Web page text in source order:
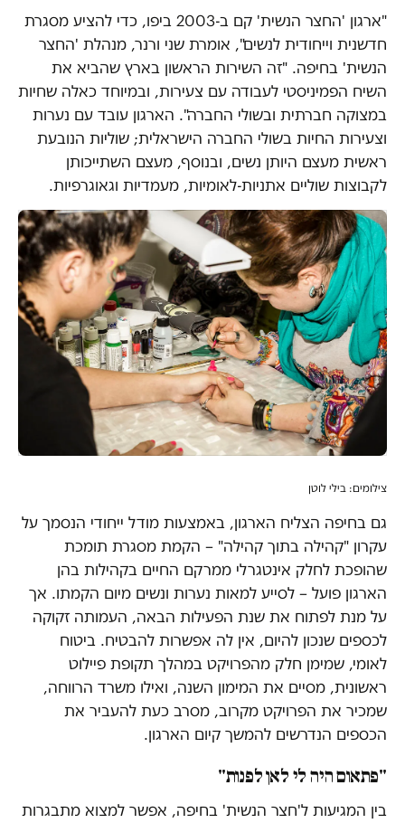
"ארגון 'החצר הנשית' קם ב-2003 ביפו, כדי להציע מסגרת
חדשנית וייחודית לנשים", אומרת שני ורנר, מנהלת 'החצר
הנשית' בחיפה. "זה השירות הראשון בארץ שהביא את
השיח הפמיניסטי לעבודה עם צעירות, ובמיוחד כאלה שחיות
במצוקה חברתית ובשולי החברה". הארגון עובד עם נערות
וצעירות החיות בשולי החברה הישראלית; שוליות הנובעת
ראשית מעצם היותן נשים, ובנוסף, מעצם השתייכותן
לקבוצות שוליים אתניות-לאומיות, מעמדיות וגאוגרפיות.
צילומים: בילי לוטן
גם בחיפה הצליח הארגון, באמצעות מודל ייחודי הנסמך על
עקרון "קהילה בתוך קהילה" – הקמת מסגרת תומכת
שהופכת לחלק אינטגרלי ממרקם החיים בקהילות בהן
הארגון פועל – לסייע למאות נערות ונשים מיום הקמתו. אך
על מנת לפתוח את שנת הפעילות הבאה, העמותה זקוקה
לכספים שנכון להיום, אין לה אפשרות להבטיח. ביטוח
לאומי, שמימן חלק מהפרויקט במהלך תקופת פיילוט
ראשונית, מסיים את המימון השנה, ואילו משרד הרווחה,
שמכיר את הפרויקט מקרוב, מסרב כעת להעביר את
הכספים הנדרשים להמשך קיום הארגון.
"פתאום היה לי לאן לפנות"
בין המגיעות ל'חצר הנשית' בחיפה, אפשר למצוא מתבגרות